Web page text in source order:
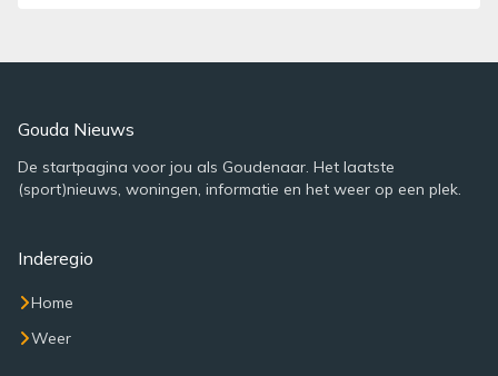
Gouda Nieuws
De startpagina voor jou als Goudenaar. Het laatste
(sport)nieuws, woningen, informatie en het weer op een plek.
Inderegio
Home
Weer